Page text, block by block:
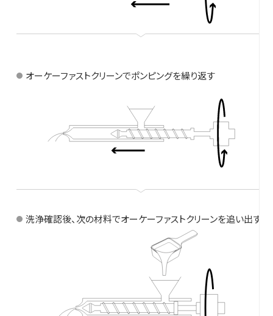
オーケーファストクリーンでポンピングを繰り返す
洗浄確認後、次の材料でオーケーファストクリーンを追い出す